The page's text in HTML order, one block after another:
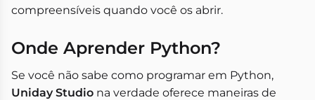
compreensíveis quando você os abrir.
Onde Aprender Python?
Se você não sabe como programar em Python,
Uniday Studio na verdade oferece maneiras de